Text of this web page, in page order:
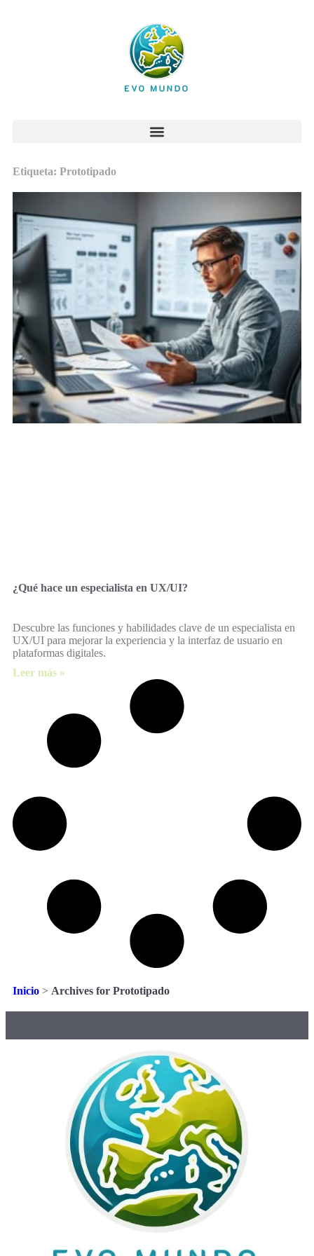
Etiqueta: Prototipado
¿Qué hace un especialista en UX/UI?
Descubre las funciones y habilidades clave de un especialista en
UX/UI para mejorar la experiencia y la interfaz de usuario en
plataformas digitales.
Leer más »
Inicio > Archives for Prototipado